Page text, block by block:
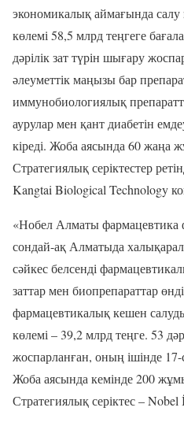
экономикалық аймағында
көлемі 58,5 млрд теңгеге
дәрілік зат түрін шығару
әлеуметтік маңызы бар
иммунобиологиялық
аурулар мен қант диабетін
кіреді. Жоба аясында 60 жаңа
Стратегиялық серіктестер
Kangtai Biological Technology
«Нобел Алматы
сондай-ақ Алматыда
сәйкес белсенді
заттар мен биопрепараттар
фармацевтикалық кешен
көлемі – 39,2 млрд теңге. 53
жоспарланған, оның ішінде 17-
Жоба аясында кемінде 200
Стратегиялық серіктес – Nobel